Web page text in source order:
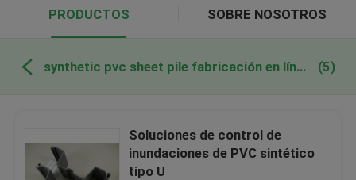
PRODUCTOS SOBRE NOSOTROS
synthetic pvc sheet pile fabricación en línea (5)
Soluciones de control de
inundaciones de PVC sintético
tipo U